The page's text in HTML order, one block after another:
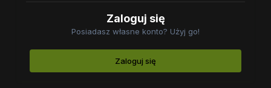
Zaloguj się
Posiadasz własne konto? Użyj go!
Zaloguj się